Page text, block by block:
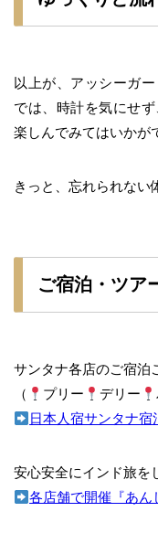
以上が、アッシーガ
では、時計を気にせ
楽しんでみてはいかが
きっと、忘れられない
ご宿泊・ツア
サンタナ各店のご宿泊
（
プリー デリー
日本人宿サンタナ宿
安心安全にインド旅を
各店舗で開催『あん